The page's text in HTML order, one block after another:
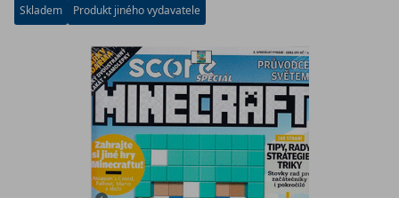
Skladem Produkt jiného vydavatele